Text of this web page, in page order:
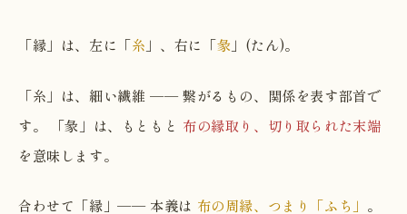
「縁」は、左に「糸 」、右に「彖 」(たん)。
「糸」は、細い繊維 ── 繋がるもの、関係を表す部首で
す。 「彖」は、もともと 布の縁取り、切り取られた末端
を意味します。
合わせて「縁」── 本義は 布の周縁、つまり「ふち」 。